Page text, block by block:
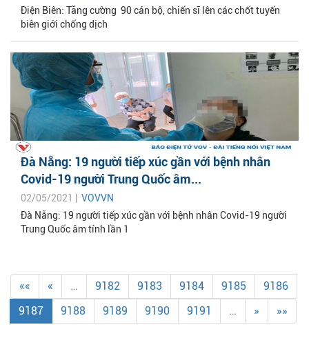
Điện Biên: Tăng cường 90 cán bộ, chiến sĩ lên các chốt tuyến
biên giới chống dịch
Đà Nẵng: 19 người tiếp xúc gần với bệnh nhân
Covid-19 người Trung Quốc âm...
02/05/2021 | VOVVN
Đà Nẵng: 19 người tiếp xúc gần với bệnh nhân Covid-19 người
Trung Quốc âm tính lần 1
«« « … 9182 9183 9184 9185
9186
9187
9188 9189 9190 9191 … » »»